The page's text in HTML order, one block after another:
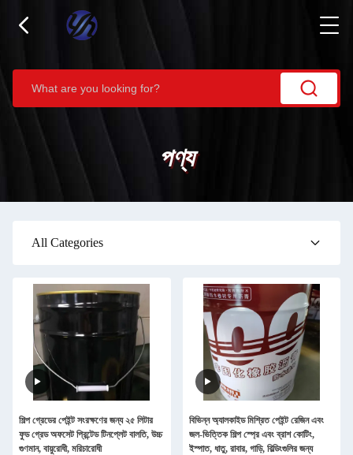
পণ্য
All Categories
শিল্প গ্রেডের পেইন্ট সংরক্ষণের জন্য ২৫ লিটার
ফুড গ্রেড অফসেট প্রিন্টেড টিনপ্লেট বালতি, উচ্চ
গুণমান, বায়ুরোধী, মরিচারোধী
বিভিন্ন অ্যালকাইড মিশ্রিত পেইন্ট রেজিন এবং
জল-ভিত্তিক শিল্প স্প্রে এবং ব্রাশ কোটিং,
ইস্পাত, ধাতু, রাবার, গাড়ি, বিল্ডিংগুলির জন্য